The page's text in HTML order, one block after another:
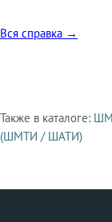
Вся справка →
Смежные
Также в каталоге:
(ШМТИ / ШАТИ)